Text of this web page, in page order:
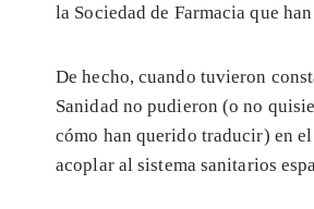
la Sociedad de Farmacia que
De hecho, cuando tuvieron
Sanidad no pudieron (o no
cómo han querido traducir) en
acoplar al sistema sanitarios